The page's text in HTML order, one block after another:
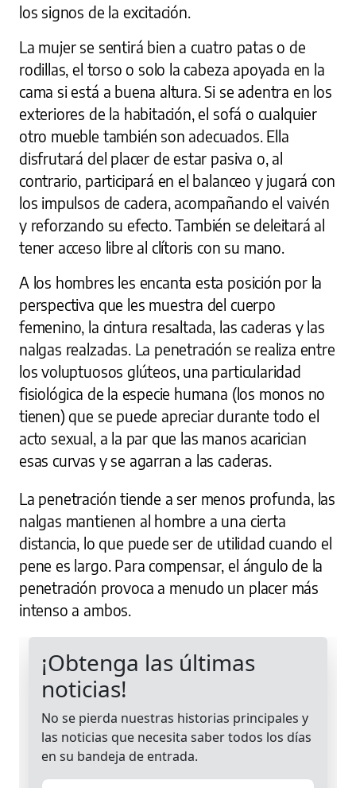
los signos de la excitación.
La mujer se sentirá bien a cuatro patas o de
rodillas, el torso o solo la cabeza apoyada en la
cama si está a buena altura. Si se adentra en los
exteriores de la habitación, el sofá o cualquier
otro mueble también son adecuados. Ella
disfrutará del placer de estar pasiva o, al
contrario, participará en el balanceo y jugará con
los impulsos de cadera, acompañando el vaivén
y reforzando su efecto. También se deleitará al
tener acceso libre al clítoris con su mano.
A los hombres les encanta esta posición por la
perspectiva que les muestra del cuerpo
femenino, la cintura resaltada, las caderas y las
nalgas realzadas. La penetración se realiza entre
los voluptuosos glúteos, una particularidad
fisiológica de la especie humana (los monos no
tienen) que se puede apreciar durante todo el
acto sexual, a la par que las manos acarician
esas curvas y se agarran a las caderas.
La penetración tiende a ser menos profunda, las
nalgas mantienen al hombre a una cierta
distancia, lo que puede ser de utilidad cuando el
pene es largo. Para compensar, el ángulo de la
penetración provoca a menudo un placer más
intenso a ambos.